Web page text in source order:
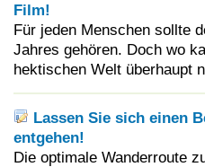
Film!
Für jeden Menschen sollte
Jahres gehören. Doch wo
hektischen Welt überhaupt
Lassen Sie sich einen
entgehen!
Die optimale Wanderroute